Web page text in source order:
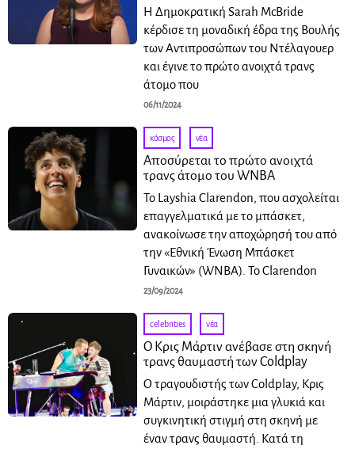
Η Δημοκρατική Sarah McBride
κέρδισε τη μοναδική έδρα της Βουλής
των Αντιπροσώπων του Ντέλαγουερ
και έγινε το πρώτο ανοιχτά τρανς
άτομο που
06/11/2024
κόσμος · νέα
Αποσύρεται το πρώτο ανοιχτά
τρανς άτομο του WNBA
Το Layshia Clarendon, που ασχολείται
επαγγελματικά με το μπάσκετ,
ανακοίνωσε την αποχώρησή του από
την «Εθνική Ένωση Μπάσκετ
Γυναικών» (WNBA). Το Clarendon
23/09/2024
celebrities · νέα
Ο Κρις Μάρτιν ανέβασε στη σκηνή
τρανς θαυμαστή των Coldplay
Ο τραγουδιστής των Coldplay, Κρις
Μάρτιν, μοιράστηκε μια γλυκιά και
συγκινητική στιγμή στη σκηνή με
έναν τρανς θαυμαστή. Κατά τη